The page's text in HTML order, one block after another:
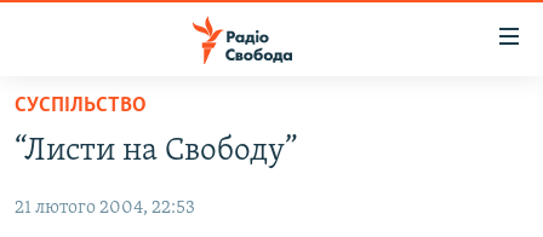
Перейти
основного
Перейти
РАДІО СВОБОДА – 70 РОКІВ
СТАТТІ
СУСПІЛЬСТВО
“Листи на Свободу”
21 лютого 2004, 22:53